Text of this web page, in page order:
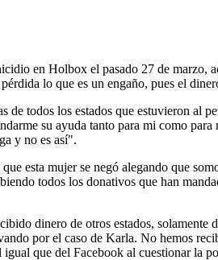
en Holbox el pasado 27 de marzo,
lo que es un engaño, pues el
todos los estados que estuvieron al
su ayuda tanto para mi como
y no es así".
esta mujer se negó alegando que
todos los donativos que han
dinero de otros estados,
por el caso de Karla. No hemos
que del Facebook al cuestionar la